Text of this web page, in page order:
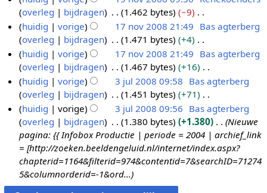
2
0
n
b
e
w
e
r
k
i
n
g
s
s
a
m
e
e
n
b
e
w
e
r
k
i
n
s
s
9
o
2
0
overleg
bijdragen 1.462 bytes
−9
G
e
e
n
b
e
w
e
r
k
n
7
o
2
huidig vorige 17 nov 2008 21:49 Bas agterberg
overleg
bijdragen 1.471 bytes
+4
G
e
e
n
b
e
w
e
r
k
i
huidig vorige 17 nov 2008 21:49 Bas agterberg
overleg
bijdragen 1.467 bytes
+16
G
e
e
n
b
e
w
e
r
huidig vorige 3 jul 2008 09:58 Bas agterberg
overleg
bijdragen 1.451 bytes
+71
G
e
e
n
b
e
w
huidig vorige 3 jul 2008 09:56 Bas agterberg
overleg
bijdragen 1.380 bytes +1.380
Nieuwe
pagina: {{ Infobox Productie | periode = 2004 | archief_link
= [http://zoeken.beeldengeluid.nl/internet/index.aspx?
chapterid=1164&filterid=974&contentid=7&searchID=71274
5&columnorderid=-1&ord...